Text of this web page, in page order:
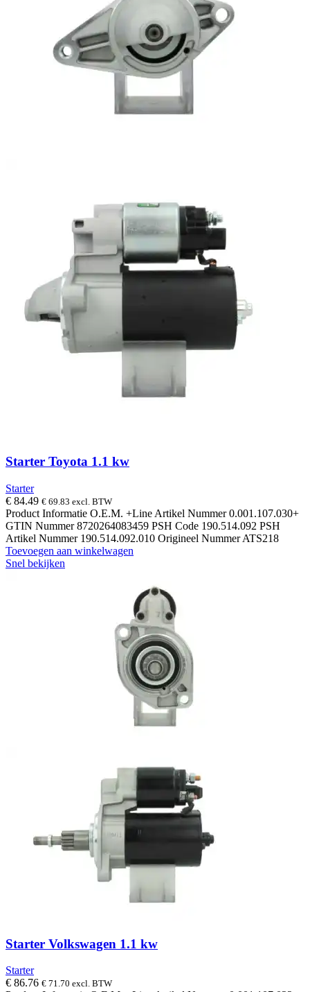
Starter Toyota 1.1 kw
Starter
€ 84.49 € 69.83 excl. BTW
Product Informatie O.E.M. +Line Artikel Nummer 0.001.107.030+
GTIN Nummer 8720264083459 PSH Code 190.514.092 PSH
Artikel Nummer 190.514.092.010 Origineel Nummer ATS218
Toevoegen aan winkelwagen
Snel bekijken
Starter Volkswagen 1.1 kw
Starter
€ 86.76 € 71.70 excl. BTW